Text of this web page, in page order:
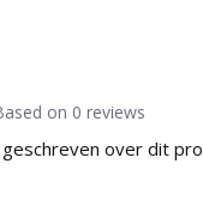
on 0 reviews
over dit